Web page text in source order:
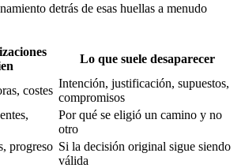
detrás de esas huellas a menudo
Lo que suele desaparecer
costes
Intención, justificación, supuestos,
compromisos
Por qué se eligió un camino y no
otro
progreso Si la decisión original sigue siendo
válida